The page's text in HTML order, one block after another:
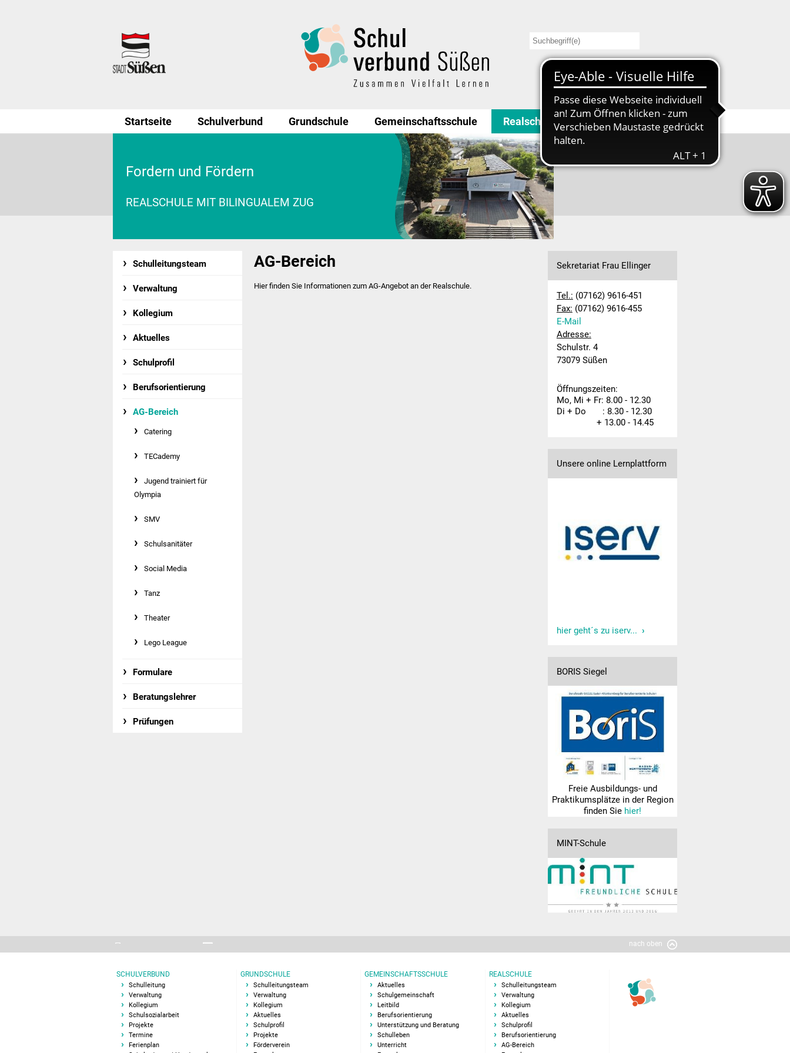
Startseite Schulverbund Grundschule Gemeinschaftsschule Realschule
Fordern und Fördern
REALSCHULE MIT BILINGUALEM ZUG
Schulleitungsteam
Verwaltung
Kollegium
Aktuelles
Schulprofil
Berufsorientierung
AG-Bereich
Catering
TECademy
Jugend trainiert für
Olympia
SMV
Schulsanitäter
Social Media
Tanz
Theater
Lego League
Formulare
Beratungslehrer
Prüfungen
AG-Bereich
Hier finden Sie Informationen zum AG-Angebot an der Realschule.
Sekretariat Frau Ellinger
Tel.: (07162) 9616-451
Fax: (07162) 9616-455
E-Mail
Adresse:
Schulstr. 4
73079 Süßen
Öffnungszeiten:
Mo, Mi + Fr: 8.00 - 12.30
Di + Do : 8.30 - 12.30
+ 13.00 - 14.45
Unsere online Lernplattform
hier geht´s zu iserv...
BORIS Siegel
Freie Ausbildungs- und
Praktikumsplätze in der Region
finden Sie hier!
MINT-Schule
nach oben
SCHULVERBUND
Schulleitung
Verwaltung
Kollegium
Schulsozialarbeit
Projekte
Termine
Ferienplan
GRUNDSCHULE
Schulleitungsteam
Verwaltung
Kollegium
Aktuelles
Schulprofil
Projekte
Förderverein
GEMEINSCHAFTSSCHULE
Aktuelles
Schulgemeinschaft
Leitbild
Berufsorientierung
Unterstützung und Beratung
Schulleben
Unterricht
REALSCHULE
Schulleitungsteam
Verwaltung
Kollegium
Aktuelles
Schulprofil
Berufsorientierung
AG-Bereich